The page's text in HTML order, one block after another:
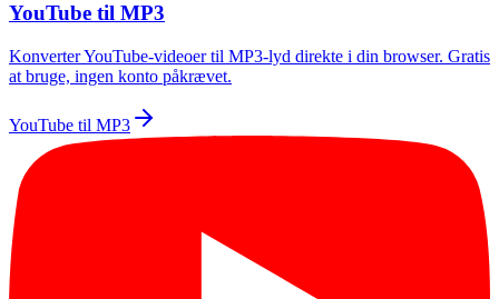
YouTube til MP3
Konverter YouTube-videoer til MP3-lyd direkte i din browser. Gratis
at bruge, ingen konto påkrævet.
YouTube til MP3